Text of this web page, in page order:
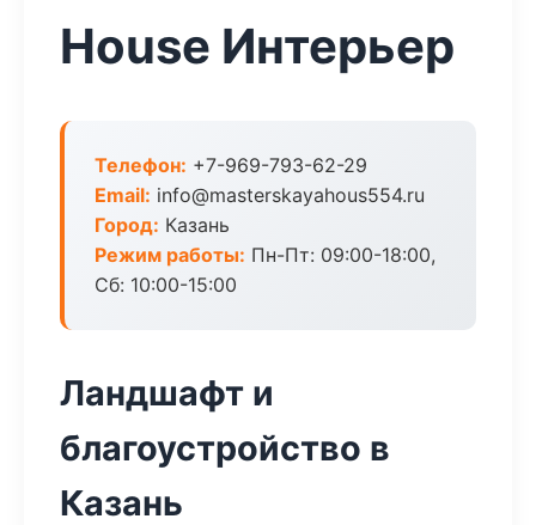
House Интерьер
Телефон: +7-969-793-62-29
Email: info@masterskayahous554.ru
Город: Казань
Режим работы: Пн-Пт: 09:00-18:00,
Сб: 10:00-15:00
Ландшафт и
благоустройство в
Казань